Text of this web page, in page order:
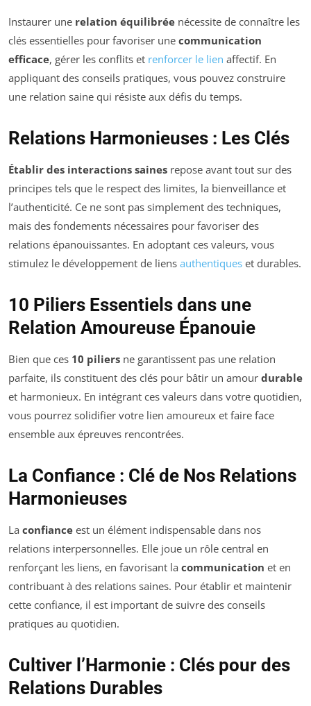
Instaurer une relation équilibrée nécessite de connaître les
clés essentielles pour favoriser une communication
efficace, gérer les conflits et renforcer le lien affectif. En
appliquant des conseils pratiques, vous pouvez construire
une relation saine qui résiste aux défis du temps.
Relations Harmonieuses : Les Clés
Établir des interactions saines repose avant tout sur des
principes tels que le respect des limites, la bienveillance et
l’authenticité. Ce ne sont pas simplement des techniques,
mais des fondements nécessaires pour favoriser des
relations épanouissantes. En adoptant ces valeurs, vous
stimulez le développement de liens authentiques et durables.
10 Piliers Essentiels dans une
Relation Amoureuse Épanouie
Bien que ces 10 piliers ne garantissent pas une relation
parfaite, ils constituent des clés pour bâtir un amour durable
et harmonieux. En intégrant ces valeurs dans votre quotidien,
vous pourrez solidifier votre lien amoureux et faire face
ensemble aux épreuves rencontrées.
La Confiance : Clé de Nos Relations
Harmonieuses
La confiance est un élément indispensable dans nos
relations interpersonnelles. Elle joue un rôle central en
renforçant les liens, en favorisant la communication et en
contribuant à des relations saines. Pour établir et maintenir
cette confiance, il est important de suivre des conseils
pratiques au quotidien.
Cultiver l’Harmonie : Clés pour des
Relations Durables